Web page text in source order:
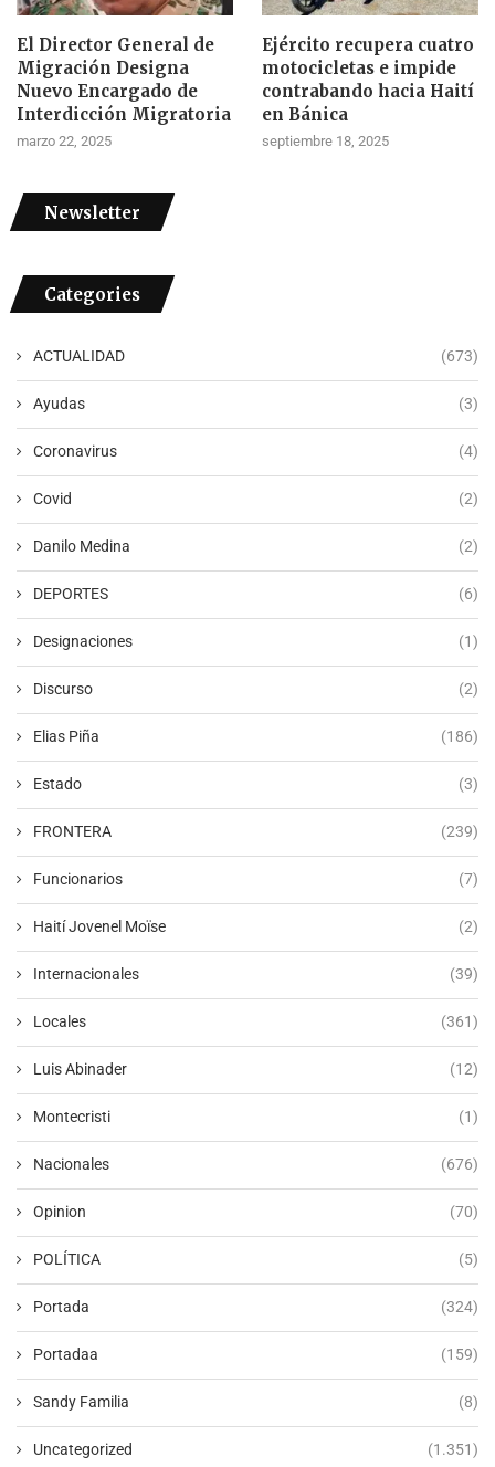
El Director General de
Migración Designa
Nuevo Encargado de
Interdicción Migratoria
marzo 22, 2025
Ejército recupera cuatro
motocicletas e impide
contrabando hacia Haití
en Bánica
septiembre 18, 2025
Newsletter
Categories
ACTUALIDAD (673)
Ayudas (3)
Coronavirus (4)
Covid (2)
Danilo Medina (2)
DEPORTES (6)
Designaciones (1)
Discurso (2)
Elias Piña (186)
Estado (3)
FRONTERA (239)
Funcionarios (7)
Haití Jovenel Moïse (2)
Internacionales (39)
Locales (361)
Luis Abinader (12)
Montecristi (1)
Nacionales (676)
Opinion (70)
POLÍTICA (5)
Portada (324)
Portadaa (159)
Sandy Familia (8)
Uncategorized (1.351)